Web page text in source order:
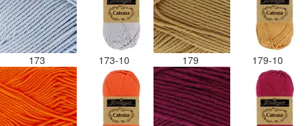
173 173-10 179 179-10